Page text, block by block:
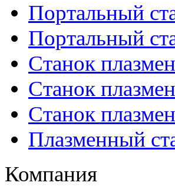
Портальный
Портальный
Станок
Станок
Станок
Плазменный
Компания